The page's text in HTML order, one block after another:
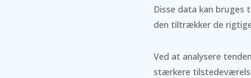
Disse data kan
den tiltrækker de
Ved at analysere
stærkere